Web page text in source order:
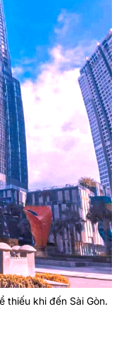
thiếu khi đến Sài Gòn.